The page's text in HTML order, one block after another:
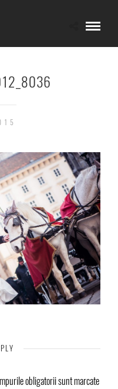
obligatorii sunt marcate